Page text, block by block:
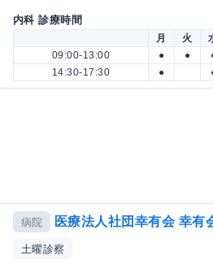
内科 診療時間
月 火
09:00-13:00
● ●
14:30-17:30
●
病院 医療法人社団幸有会 幸有
土曜診察